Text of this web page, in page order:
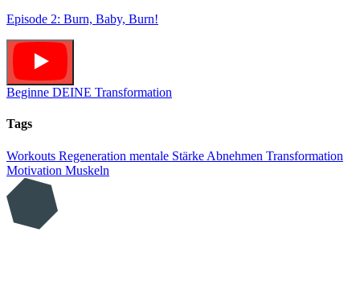
Episode 2: Burn, Baby, Burn!
Beginne DEINE Transformation
Tags
Workouts Regeneration mentale Stärke Abnehmen Transformation
Motivation Muskeln